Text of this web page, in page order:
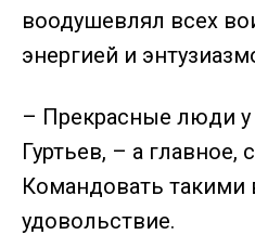
воодушевлял всех
энергией и
– Прекрасные люди у
Гуртьев, – а главное,
Командовать такими
удовольствие.